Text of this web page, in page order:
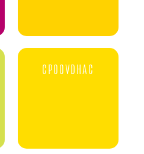
CPOOVDHAC